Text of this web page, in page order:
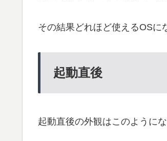
その結果どれほど使えるOSに
起動直後
起動直後の外観はこのようにな